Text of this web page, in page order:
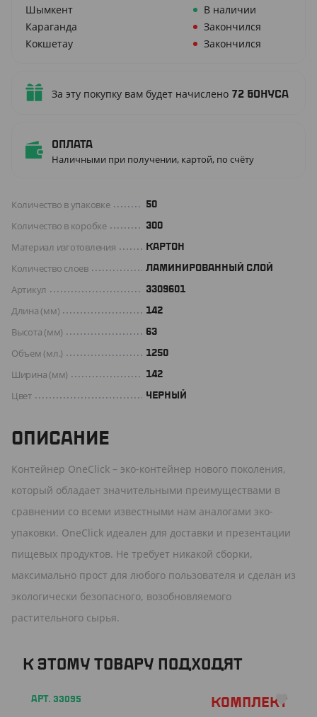
Шымкент
В наличии
Караганда
Закончился
Кокшетау
Закончился
За эту покупку вам будет начислено 72 бонуса
Оплата
Наличными при получении, картой, по счёту
Количество в упаковке 50
Количество в коробке 300
Материал изготовления КАРТОН
Количество слоев ЛАМИНИРОВАННЫЙ СЛОЙ
Артикул 3309601
Длина (мм) 142
Высота (мм) 63
Объем (мл.) 1250
Ширина (мм) 142
Цвет ЧЕРНЫЙ
ОПИСАНИЕ
Контейнер OneClick – эко-контейнер нового поколения,
который обладает значительными преимуществами в
сравнении со всеми известными нам аналогами эко-
упаковки. OneClick идеален для доставки и презентации
пищевых продуктов. Не требует никакой сборки,
максимально прост для любого пользователя и сделан из
экологически безопасного, возобновляемого
растительного сырья.
К ЭТОМУ ТОВАРУ ПОДХОДЯТ
АРТ. 33095 Комплект